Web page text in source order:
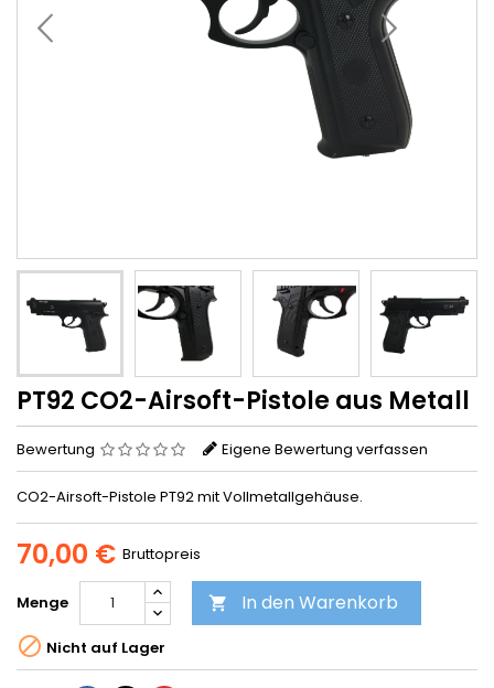
PT92 CO2-Airsoft-Pistole aus Metall
Bewertung Eigene Bewertung verfassen
CO2-Airsoft-Pistole PT92 mit Vollmetallgehäuse.
70,00 € Bruttopreis
Menge  In den Warenkorb
 Nicht auf Lager